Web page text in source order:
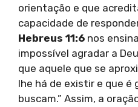
orientação e que
capacidade de
Hebreus 11:6 nos
impossível agradar a
que aquele que se
lhe há de existir e que é
buscam.” Assim, a